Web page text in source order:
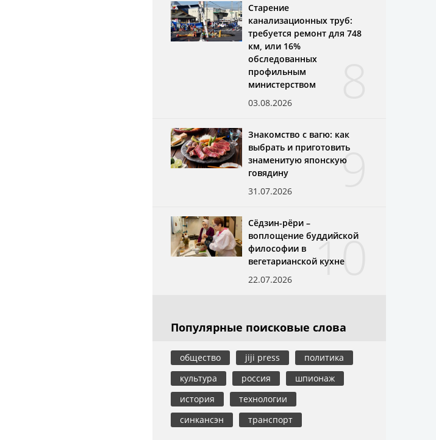
Старение
канализационных труб:
требуется ремонт для 748
км, или 16%
обследованных
профильным
министерством
03.08.2026
9
Знакомство с вагю: как
выбрать и приготовить
знаменитую японскую
говядину
31.07.2026
10
Сёдзин-рёри –
воплощение буддийской
философии в
вегетарианской кухне
22.07.2026
Популярные поисковые слова
общество jiji press
политика
культура
россия
шпионаж
история
технологии
синкансэн
транспорт